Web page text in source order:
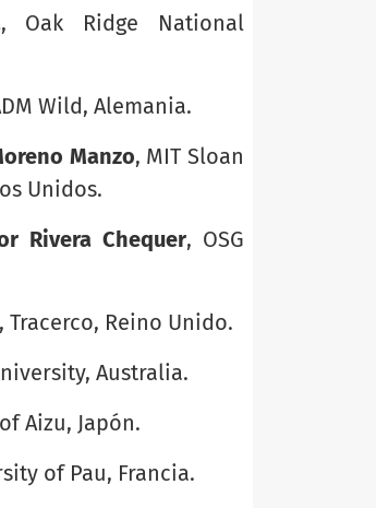
, Oak Ridge National
Wild, Alemania.
Manzo, MIT Sloan
Unidos.
Rivera Chequer, OSG
, Tracerco, Reino Unido.
Australia.
Aizu, Japón.
of Pau, Francia.